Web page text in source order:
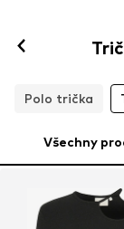
Polo trička
Všechny